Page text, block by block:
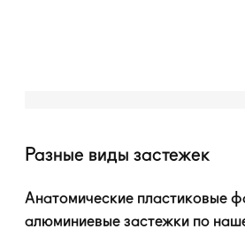
Разные виды застежек
Анатомические пластиковые
алюминиевые застежки по